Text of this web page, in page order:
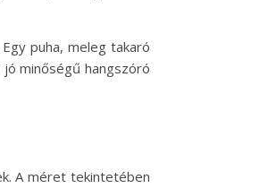
puha, meleg takaró
minőségű hangszóró
A méret tekintetében